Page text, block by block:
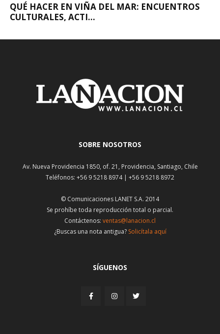
QUÉ HACER EN VIÑA DEL MAR: ENCUENTROS
CULTURALES, ACTI...
SOBRE NOSOTROS
Av. Nueva Providencia 1850, of. 21, Providencia, Santiago, Chile
Teléfonos: +56 9 5218 8974 | +56 9 5218 8972
© Comunicaciones LANET S.A. 2014
Se prohíbe toda reproducción total o parcial.
Contáctenos: ventas@lanacion.cl
¿Buscas una nota antigua? Solicítala aquí
SÍGUENOS